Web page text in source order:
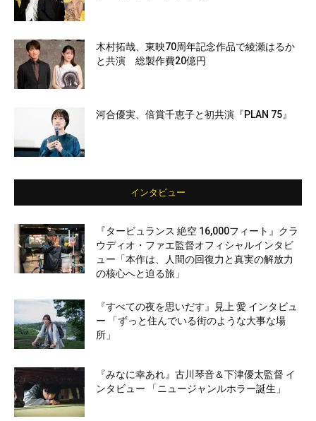
木村拓哉、東映70周年記念作品で綾瀬はるか
と共演 総製作費20億円
河合優実、倍賞千恵子と初共演『PLAN 75』
インタビュー
『タービュランス 絶空 16,000フィート』クラ
ウディオ・ファエ監督オフィシャルインタビ
ュー「本作は、人間の回復力と真実の解放力
の核心へと迫る旅」
『すべての夜を思いだす』見上 愛 インタビュ
ー 「ずっと住んでいる街のような大事な場
所」
『みなに幸あれ』古川琴音＆下津優太監督 イ
ンタビュー 「ニュージャンルホラー誕生」